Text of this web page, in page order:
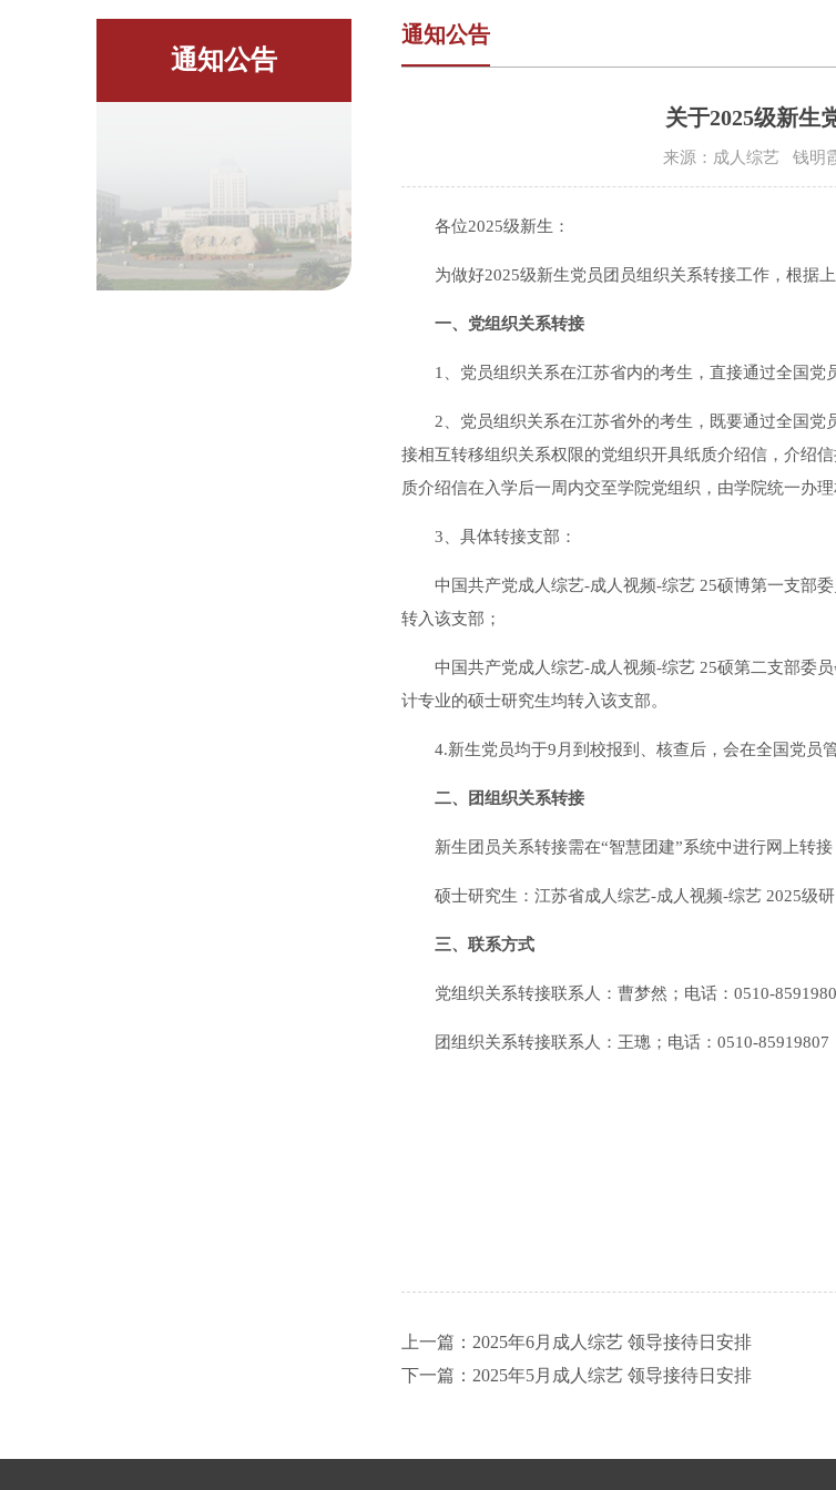
通知公告
通知公告
关于2025级新生
来源：成人综艺 钱明
各位2025级新生：
为做好2025级新生党员团员组织关系转接工作，根据
一、党组织关系转接
1、党员组织关系在江苏省内的考生，直接通过全国党
2、党员组织关系在江苏省外的考生，既要通过全国
接相互转移组织关系权限的党组织开具纸质介绍信，介绍
质介绍信在入学后一周内交至学院党组织，由学院统一办理
3、具体转接支部：
中国共产党成人综艺-成人视频-综艺 25硕博第一支部
转入该支部；
中国共产党成人综艺-成人视频-综艺 25硕第二支部委
计专业的硕士研究生均转入该支部。
4.新生党员均于9月到校报到、核查后，会在全国党员
二、团组织关系转接
新生团员关系转接需在“智慧团建”系统中进行网上转
硕士研究生：江苏省成人综艺-成人视频-综艺 2025级
三、联系方式
党组织关系转接联系人：曹梦然；电话：0510-
团组织关系转接联系人：王璁；电话：0510-85919807
上一篇：2025年6月成人综艺 领导接待日安排
下一篇：2025年5月成人综艺 领导接待日安排